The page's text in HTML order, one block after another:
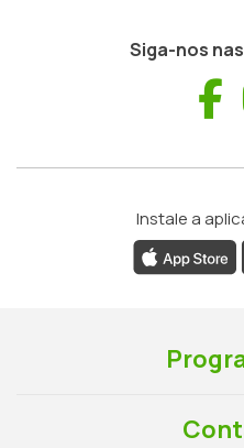
Siga-nos
Instale a